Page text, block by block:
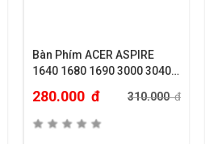
Bàn Phím ACER ASPIRE
1640 1680 1690 3000 3040
3660 5570 5570Z 5580 5590
5560 5560G 5600 5600U
280.000 đ 310.000đ